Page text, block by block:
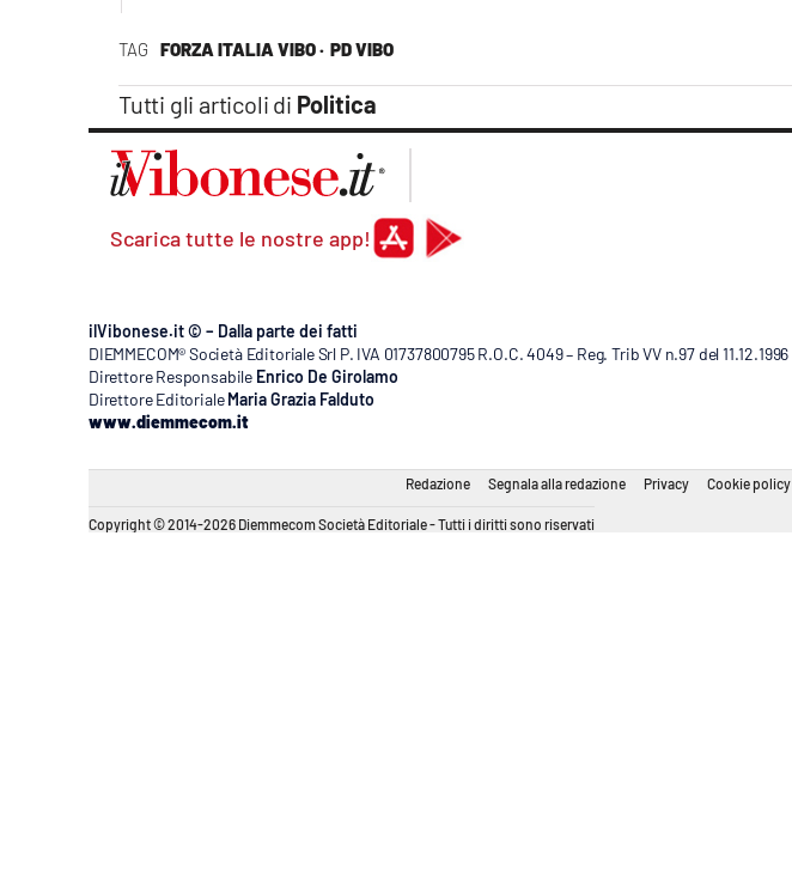
TAG FORZA ITALIA VIBO · PD VIBO
Tutti gli articoli di Politica
Scarica tutte le nostre app!
ilVibonese.it © – Dalla parte dei fatti
DIEMMECOM® Società Editoriale Srl P. IVA 01737800795 R.O.C. 4049 – Reg. Trib VV n.97 del 11.12.1996
Direttore Responsabile Enrico De Girolamo
Direttore Editoriale Maria Grazia Falduto
www.diemmecom.it
Redazione Segnala alla redazione Privacy Cookie policy
Copyright © 2014-2026 Diemmecom Società Editoriale - Tutti i diritti sono riservati